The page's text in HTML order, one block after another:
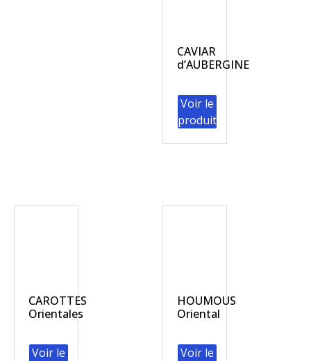
CAVIAR
d’AUBERGINE
Voir le
produit
CAROTTES
Orientales
Voir le
HOUMOUS
Oriental
Voir le